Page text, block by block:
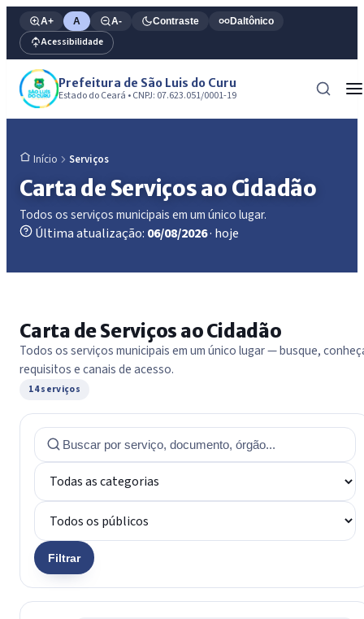
A+ A A- Contraste Daltônico
Acessibilidade
Prefeitura de São Luis do Curu
Estado do Ceará • CNPJ: 07.623.051/0001-19
Início Serviços
Carta de Serviços ao Cidadão
Todos os serviços municipais em um único lugar.
Última atualização: 06/08/2026· hoje
Carta de Serviços ao Cidadão
Todos os serviços municipais em um único lugar — busque,
requisitos e canais de acesso.
14 serviços
Filtrar